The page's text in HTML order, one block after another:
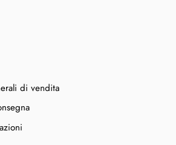
di vendita